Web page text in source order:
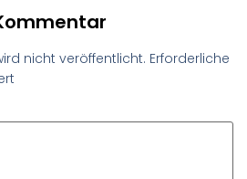
nicht veröffentlicht. Erforderliche